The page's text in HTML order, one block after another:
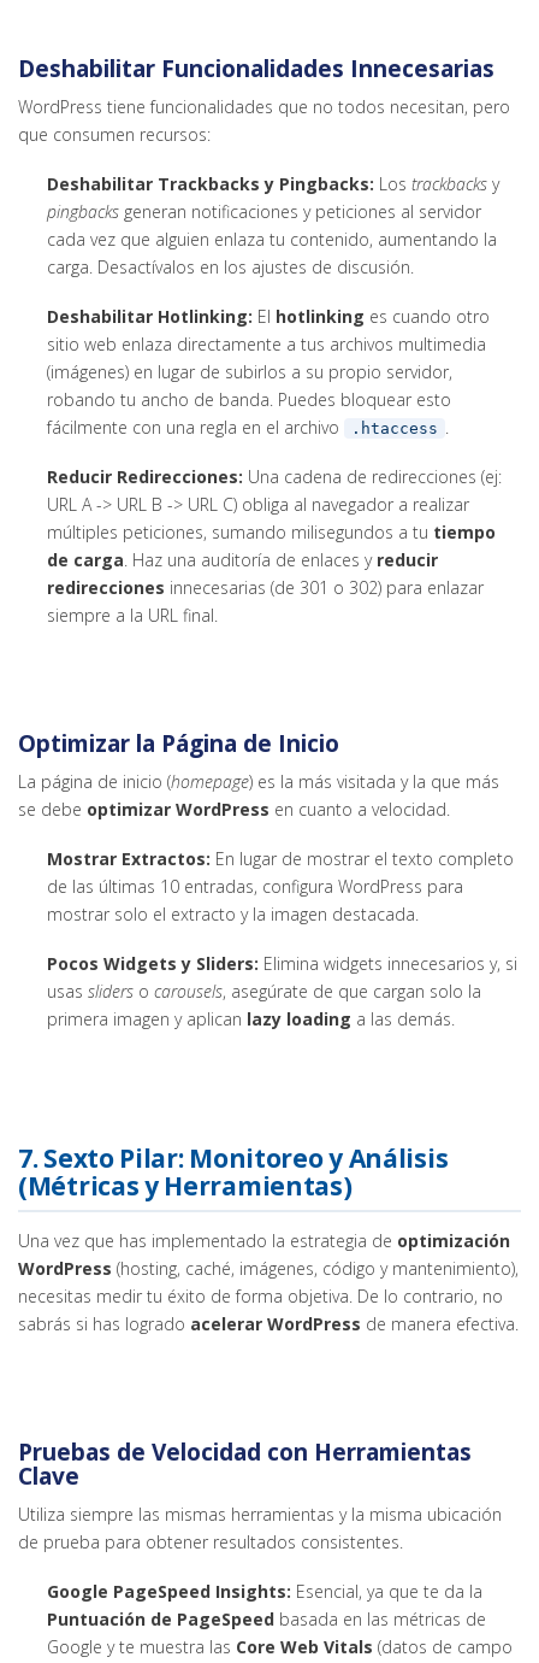
Deshabilitar Funcionalidades Innecesarias
WordPress tiene funcionalidades que no todos necesitan, pero
que consumen recursos:
Deshabilitar Trackbacks y Pingbacks: Los trackbacks y
pingbacks generan notificaciones y peticiones al servidor
cada vez que alguien enlaza tu contenido, aumentando la
carga. Desactívalos en los ajustes de discusión.
Deshabilitar Hotlinking: El hotlinking es cuando otro
sitio web enlaza directamente a tus archivos multimedia
(imágenes) en lugar de subirlos a su propio servidor,
robando tu ancho de banda. Puedes bloquear esto
fácilmente con una regla en el archivo
.htaccess .
Reducir Redirecciones: Una cadena de redirecciones (ej:
URL A -> URL B -> URL C) obliga al navegador a realizar
múltiples peticiones, sumando milisegundos a tu tiempo
de carga. Haz una auditoría de enlaces y reducir
redirecciones innecesarias (de 301 o 302) para enlazar
siempre a la URL final.
Optimizar la Página de Inicio
La página de inicio (homepage) es la más visitada y la que más
se debe optimizar WordPress en cuanto a velocidad.
Mostrar Extractos: En lugar de mostrar el texto completo
de las últimas 10 entradas, configura WordPress para
mostrar solo el extracto y la imagen destacada.
Pocos Widgets y Sliders: Elimina widgets innecesarios y, si
usas sliders o carousels, asegúrate de que cargan solo la
primera imagen y aplican lazy loading a las demás.
7. Sexto Pilar: Monitoreo y Análisis
(Métricas y Herramientas)
Una vez que has implementado la estrategia de optimización
WordPress (hosting, caché, imágenes, código y mantenimiento),
necesitas medir tu éxito de forma objetiva. De lo contrario, no
sabrás si has logrado acelerar WordPress de manera efectiva.
Pruebas de Velocidad con Herramientas
Clave
Utiliza siempre las mismas herramientas y la misma ubicación
de prueba para obtener resultados consistentes.
Google PageSpeed Insights: Esencial, ya que te da la
Puntuación de PageSpeed basada en las métricas de
Google y te muestra las Core Web Vitals (datos de campo